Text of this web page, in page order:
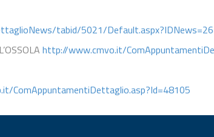
tabid/5021/
http://www.cmvo.it/
ComAppuntamentiDettaglio.asp?Id=48105